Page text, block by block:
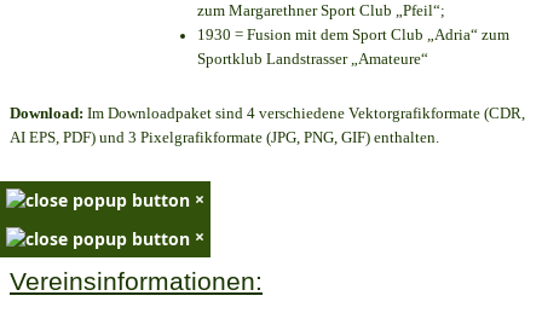
zum Margarethner Sport Club „Pfeil“;
1930 = Fusion mit dem Sport Club „Adria“ zum
Sportklub Landstrasser „Amateure“
Download: Im Downloadpaket sind 4 verschiedene Vektorgrafikformate (CDR,
AI EPS, PDF) und 3 Pixelgrafikformate (JPG, PNG, GIF) enthalten.
×
×
Vereinsinformationen: